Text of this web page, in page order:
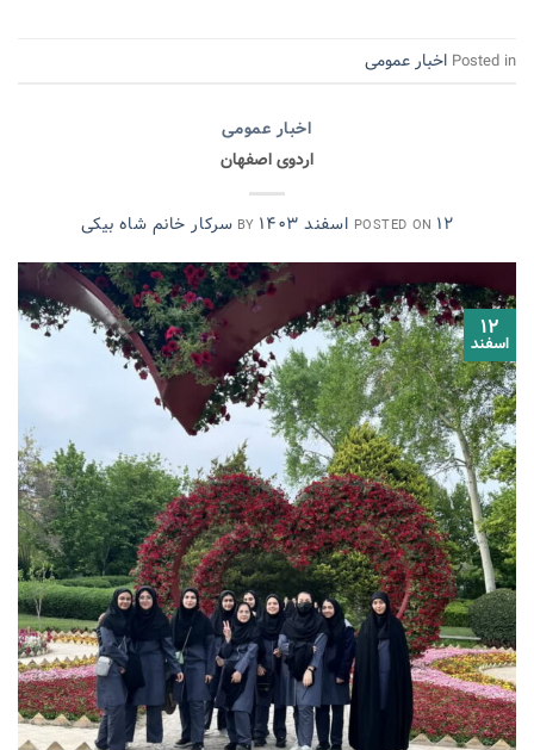
Posted in اخبار عمومی
اخبار عمومی
اردوی اصفهان
POSTED ON ۱۲ اسفند ۱۴۰۳ سرکار خانم شاه بیکی
۱۲
اسفند